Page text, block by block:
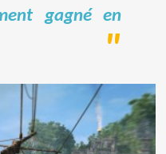
gagné en